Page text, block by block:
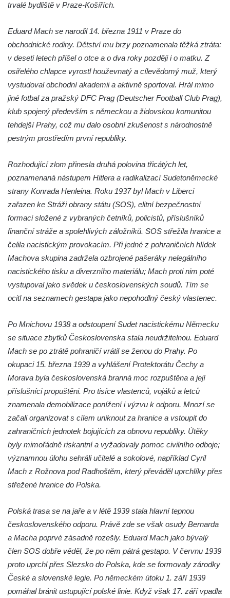
Socha býka před areálem firmy 2JCP v
Račicích
Povodňový sloup II. v Dobříni
Povodňový sloup I. v Dobříni
Pamětní kámen vodního díla Josefův Důl
Lavička Václava Havla v Pardubicích
Lavička Václava Havla v Novém Boru
Lavička Václava Havla v Krásné Lípě
Kamenný obelisk na vyhlídce u Pravčické
brány
Sousoší svatého Václava, svatého Floriána
a svatého Jana Nepomuckého východně
od Mezné
Srbské Kamenici
Podstavec v zámecké zahradě v Duchcově
Socha Andromedé u pavilonu Reinerovy
fresky v Duchcově
Socha Amfitrité u pavilonu Reinerovy fresky
v Duchcově
Socha Flóry u pavilonu Reinerovy fresky v
Duchcově
Socha Afrodité u pavilonu Reinerovy fresky
v Duchcově
Delfín na Sfingovém rybníku v zámeckém
parku v Duchcově
Sfinga II. na Sfingovém rybníku v
zámeckém parku v Duchcově
Sfinga I. na Sfingovém rybníku v zámeckém
parku v Duchcově
trvalé bydliště v Praze-Košířích.
Eduard Mach se narodil 14. března 1911 v Praze do
obchodnické rodiny. Dětství mu brzy poznamenala těžká ztráta:
v deseti letech přišel o otce a o dva roky později i o matku. Z
osiřelého chlapce vyrostl houževnatý a cílevědomý muž, který
vystudoval obchodní akademii a aktivně sportoval. Hrál mimo
jiné fotbal za pražský DFC Prag (Deutscher Football Club Prag),
klub spojený především s německou a židovskou komunitou
tehdejší Prahy, což mu dalo osobní zkušenost s národnostně
pestrým prostředím první republiky.
Rozhodující zlom přinesla druhá polovina třicátých let,
poznamenaná nástupem Hitlera a radikalizací Sudetoněmecké
strany Konrada Henleina. Roku 1937 byl Mach v Liberci
zařazen ke Stráži obrany státu (SOS), elitní bezpečnostní
formaci složené z vybraných četníků, policistů, příslušníků
finanční stráže a spolehlivých záložníků. SOS střežila hranice a
čelila nacistickým provokacím. Při jedné z pohraničních hlídek
Machova skupina zadržela ozbrojené pašeráky nelegálního
nacistického tisku a diverzního materiálu; Mach proti nim poté
vystupoval jako svědek u československých soudů. Tím se
ocitl na seznamech gestapa jako nepohodlný český vlastenec.
Po Mnichovu 1938 a odstoupení Sudet nacistickému Německu
se situace zbytků Československa stala neudržitelnou. Eduard
Mach se po ztrátě pohraničí vrátil se ženou do Prahy. Po
okupaci 15. března 1939 a vyhlášení Protektorátu Čechy a
Morava byla československá branná moc rozpuštěna a její
příslušníci propuštěni. Pro tisíce vlastenců, vojáků a letců
znamenala demobilizace ponížení i výzvu k odporu. Mnozí se
začali organizovat s cílem uniknout za hranice a vstoupit do
zahraničních jednotek bojujících za obnovu republiky. Útěky
byly mimořádně riskantní a vyžadovaly pomoc civilního odboje;
významnou úlohu sehráli učitelé a sokolové, například Cyril
Mach z Rožnova pod Radhoštěm, který převáděl uprchlíky přes
střežené hranice do Polska.
Polská trasa se na jaře a v létě 1939 stala hlavní tepnou
československého odporu. Právě zde se však osudy Bernarda
a Macha poprvé zásadně rozešly. Eduard Mach jako bývalý
člen SOS dobře věděl, že po něm pátrá gestapo. V červnu 1939
proto uprchl přes Slezsko do Polska, kde se formovaly zárodky
České a slovenské legie. Po německém útoku 1. září 1939
pomáhal bránit ustupující polské linie. Když však 17. září vpadla